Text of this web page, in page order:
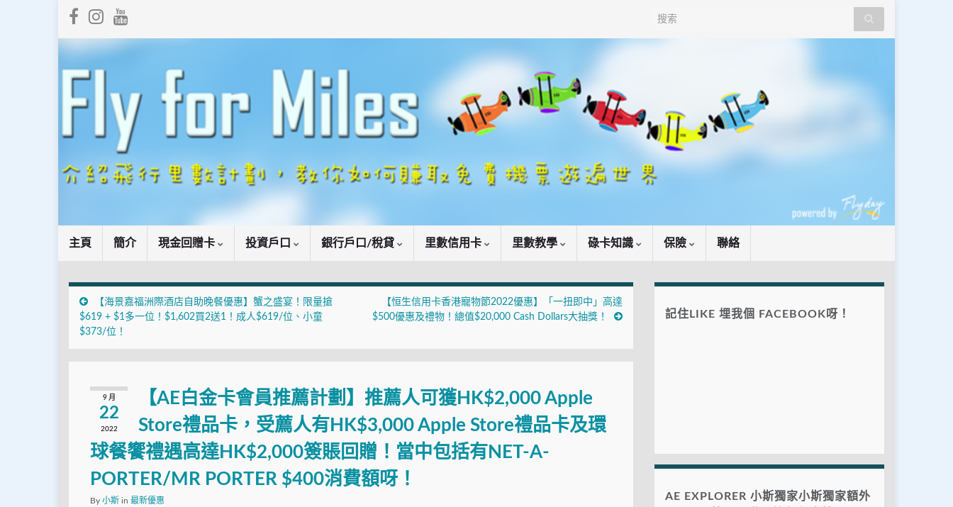
Search for:
主頁 簡介 現金回贈卡 投資戶口 銀行戶口/稅貸 里數信用卡 里數教學 碌卡知識 保險 聯絡
【海景嘉福洲際酒店自助晚餐優惠】蟹之盛宴！限量搶
$619 + $1多一位！$1,602買2送1！成人$619/位、小童
$373/位！
【恒生信用卡香港寵物節2022優惠】「一扭即中」高達
$500優惠及禮物！總值$20,000 Cash Dollars大抽獎！
9 月
22
2022
【AE白金卡會員推薦計劃】推薦人可獲HK$2,000 Apple
Store禮品卡，受薦人有HK$3,000 Apple Store禮品卡及環
球餐饗禮遇高達HK$2,000簽賬回贈！當中包括有NET-A-
PORTER/MR PORTER $400消費額呀！
By 小斯 in 最新優惠
記住LIKE 埋我個 FACEBOOK呀！
AE EXPLORER 小斯獨家小斯獨家額外